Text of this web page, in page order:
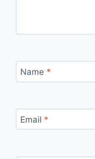
Name *
Email *